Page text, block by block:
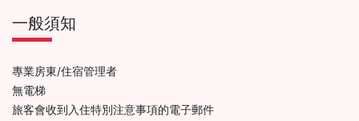
一般須知
專業房東/住宿管理者
無電梯
旅客會收到入住特別注意事項的電子郵件